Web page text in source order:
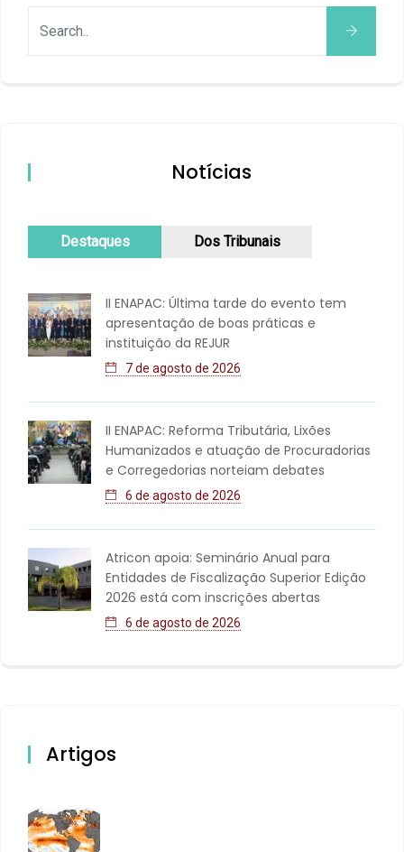
Notícias
Destaques Dos Tribunais
II ENAPAC: Última tarde do evento tem
apresentação de boas práticas e
instituição da REJUR
7 de agosto de 2026
II ENAPAC: Reforma Tributária, Lixões
Humanizados e atuação de Procuradorias
e Corregedorias norteiam debates
6 de agosto de 2026
Atricon apoia: Seminário Anual para
Entidades de Fiscalização Superior Edição
2026 está com inscrições abertas
6 de agosto de 2026
Artigos